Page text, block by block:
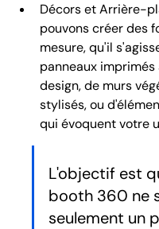
Décors et Arrière-
pouvons créer des
mesure, qu'il
panneaux
design, de murs
stylisés, ou
qui évoquent votre
L'objectif est
booth 360 ne
seulement un